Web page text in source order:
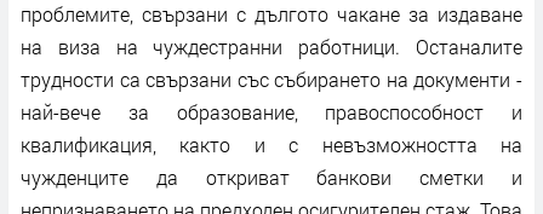
проблемите, свързани с дългото чакане за издаване
на виза на чуждестранни работници. Останалите
трудности са свързани със събирането на документи -
най-вече за образование, правоспособност и
квалификация, както и с невъзможността на
чужденците да откриват банкови сметки и